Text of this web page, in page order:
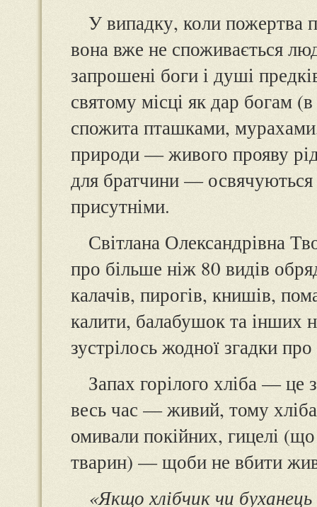
У випадку, коли пожертва
вона вже не споживається
запрошені боги і душі
святому місці як дар богам
спожита пташками,
природи — живого прояву
для братчини — освячуються
присутніми.
Світлана Олександрівна
про більше ніж 80 видів
калачів, пирогів, книшів,
калити, балабушок та інших
зустрілось жодної згадки
Запах горілого хліба — це
весь час — живий, тому
омивали покійних, гицелі
тварин) — щоби не вбити
«Якщо хлібчик чи